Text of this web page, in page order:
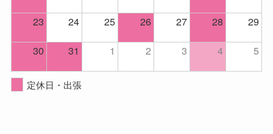
23
24 25 26 27 28
29
30
31 1 2 3 4 5
定休日・出張